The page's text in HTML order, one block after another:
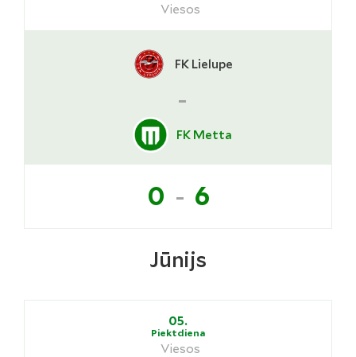
Viesos
FK Lielupe
-
FK Metta
0 - 6
Jūnijs
05.
Piektdiena
Viesos